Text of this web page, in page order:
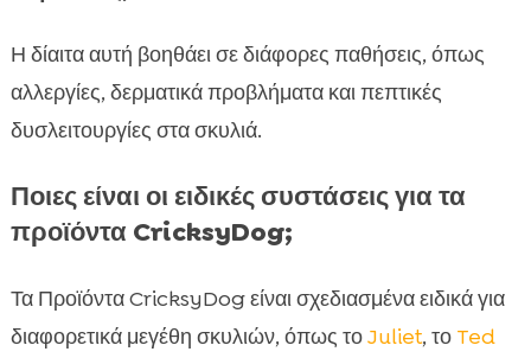
Η δίαιτα αυτή βοηθάει σε διάφορες παθήσεις, όπως
αλλεργίες, δερματικά προβλήματα και πεπτικές
δυσλειτουργίες στα σκυλιά.
Ποιες είναι οι ειδικές συστάσεις για τα
προϊόντα CricksyDog;
Τα Προϊόντα CricksyDog είναι σχεδιασμένα ειδικά για
διαφορετικά μεγέθη σκυλιών, όπως τοJuliet, το Ted